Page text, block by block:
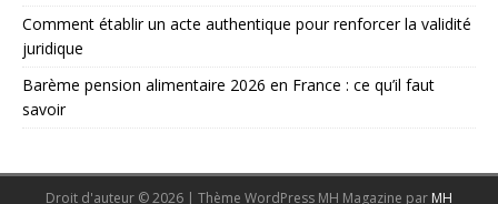
Comment établir un acte authentique pour renforcer la validité
juridique
Barème pension alimentaire 2026 en France : ce qu’il faut
savoir
Droit d'auteur © 2026 | Thème WordPress MH Magazine par MH